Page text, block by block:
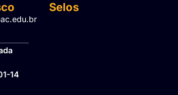
14
Selos